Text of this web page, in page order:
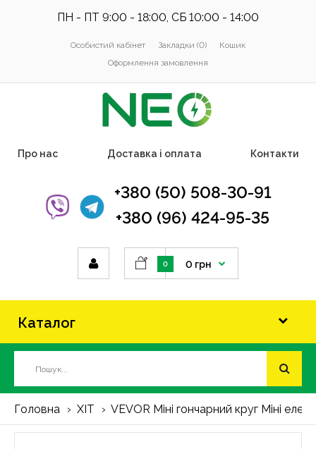
ПН - ПТ 9:00 - 18:00, СБ 10:00 - 14:00
Особистий кабінет Закладки (0)
Кошик
Оформлення замовлення
Про нас Доставка і оплата Контакти
+380 (50) 508-30-91
+380 (96) 424-95-35
0 0 грн
Каталог
Головна ХІТ VEVOR Міні гончарний круг Міні